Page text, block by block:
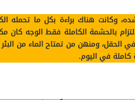
وكانت هناك براءة بكل ما تحمله
بالحشمة الكاملة فقط الوجه
ومنهن من تمتاح الماء من
كاملة في اليوم.